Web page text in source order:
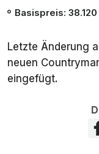
Basispreis: 38.120
Letzte Änderung
neuen
eingefügt.